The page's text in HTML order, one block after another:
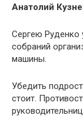
Анатолий
Сергею Руденко
собраний
машины.
Убедить
стоит.